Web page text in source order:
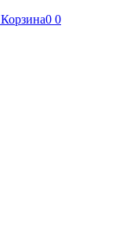
Корзина0 0